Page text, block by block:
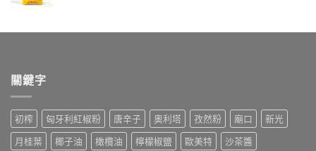
關鍵字
初榨 匈牙利紅椒粉 唐辛子 奧利塔 孜然粉 廟口
新光
月桂葉
椰子油 橄欖油 檸檬椒鹽 歐美特
沙茶醬